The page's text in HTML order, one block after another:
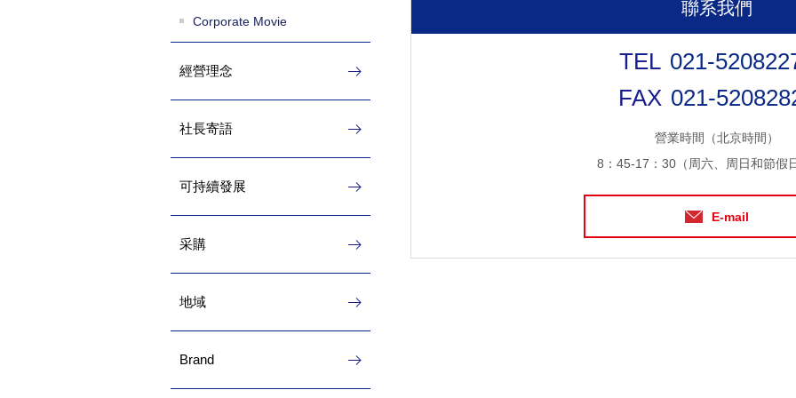
聯系我們
021-
021-
營業時間（北京時間）
8：45-17：30（周六、周日和節假
E-mail
Corporate Movie
經營理念
社長寄語
可持續發展
采購
地域
Brand